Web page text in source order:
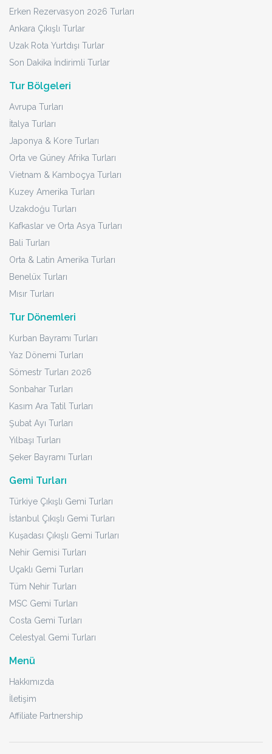
Erken Rezervasyon 2026 Turları
Ankara Çıkışlı Turlar
Uzak Rota Yurtdışı Turlar
Son Dakika İndirimli Turlar
Tur Bölgeleri
Avrupa Turları
İtalya Turları
Japonya & Kore Turları
Orta ve Güney Afrika Turları
Vietnam & Kamboçya Turları
Kuzey Amerika Turları
Uzakdoğu Turları
Kafkaslar ve Orta Asya Turları
Bali Turları
Orta & Latin Amerika Turları
Benelüx Turları
Mısır Turları
Tur Dönemleri
Kurban Bayramı Turları
Yaz Dönemi Turları
Sömestr Turları 2026
Sonbahar Turları
Kasım Ara Tatil Turları
Şubat Ayı Turları
Yılbaşı Turları
Şeker Bayramı Turları
Gemi Turları
Türkiye Çıkışlı Gemi Turları
İstanbul Çıkışlı Gemi Turları
Kuşadası Çıkışlı Gemi Turları
Nehir Gemisi Turları
Uçaklı Gemi Turları
Tüm Nehir Turları
MSC Gemi Turları
Costa Gemi Turları
Celestyal Gemi Turları
Menü
Hakkımızda
İletişim
Affiliate Partnership